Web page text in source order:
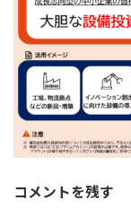
コメントを残す